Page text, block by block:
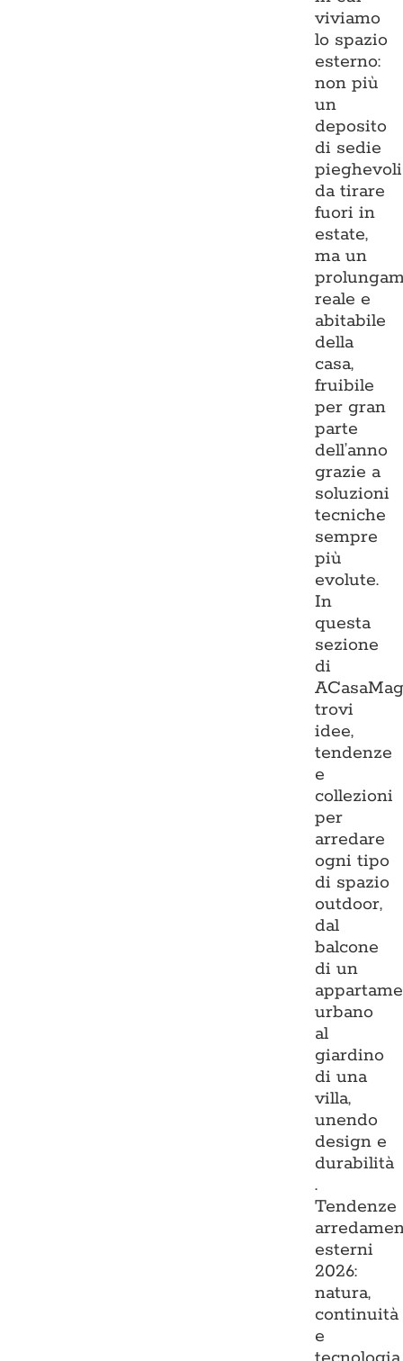
viviamo
lo spazio
esterno:
non più
un
deposito
di sedie
pieghevoli
da tirare
fuori in
estate,
ma un
reale e
abitabile
della
casa,
fruibile
per gran
parte
dell’anno
grazie a
soluzioni
tecniche
sempre
più
evolute.
In
questa
sezione
di
trovi
idee,
tendenze
e
collezioni
per
arredare
ogni tipo
di spazio
outdoor,
dal
balcone
di un
urbano
al
giardino
di una
villa,
unendo
design e
durabilità
.
Tendenze
esterni
2026:
natura,
continuità
e